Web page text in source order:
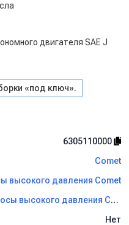
двигателя SAE J
«под ключ».
6305110000
Comet
высокого давления Comet
Плунжерные насосы высокого давления Comet
Нет